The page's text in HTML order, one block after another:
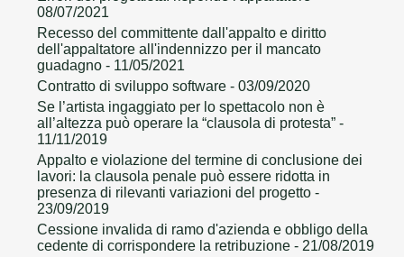
08/07/2021
Recesso del committente dall'appalto e diritto
dell'appaltatore all'indennizzo per il mancato
guadagno - 11/05/2021
Contratto di sviluppo software - 03/09/2020
Se l’artista ingaggiato per lo spettacolo non è
all’altezza può operare la “clausola di protesta” -
11/11/2019
Appalto e violazione del termine di conclusione dei
lavori: la clausola penale può essere ridotta in
presenza di rilevanti variazioni del progetto -
23/09/2019
Cessione invalida di ramo d'azienda e obbligo della
cedente di corrispondere la retribuzione - 21/08/2019